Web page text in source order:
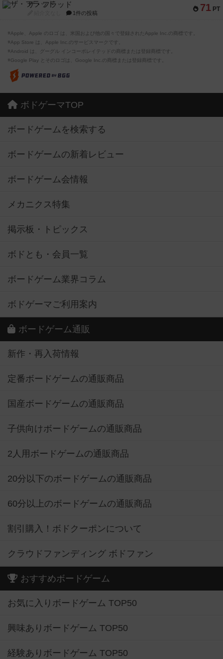
71 PT
ザ・フラッド
1件の投稿
※Apple、Apple のロゴ は、米国および他の国々で登録されたApple Inc.の商標です。
※App Store は、Apple Inc.のサービスマークです。
※Android は、グーグル インコーポレイテッドの商標または登録商標です。
※Google Play とそのロゴは、Google Inc.の商標または登録商標です。
ボドゲーマTOP
ボードゲームを検索する
ボードゲームの新着レビュー
ボードゲーム会情報
メカニクス特集
掲示板・トピックス
ボドとも・会員一覧
ボードゲーム業界コラム
ボドゲーマご利用案内
ボードゲーム通販
新作・再入荷情報
定番ボードゲームの通販商品
国産ボードゲームの通販商品
子供向けボードゲームの通販商品
2人用ボードゲームの通販商品
20分以下のボードゲームの通販商品
60分以上のボードゲームの通販商品
割引購入！ボドクーポンについて
クラウドファンディング ボドファン
おすすめボードゲーム
お気に入りボードゲーム TOP50
興味ありボードゲーム TOP50
経験ありボードゲーム TOP50